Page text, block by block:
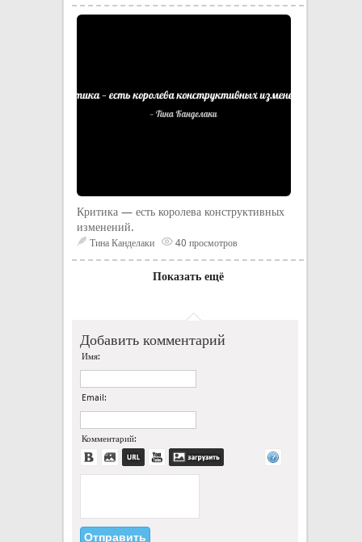
Критика — есть королева конструктивных
изменений.
Тина Канделаки 40 просмотров
Показать ещё
Добавить комментарий
Имя:
Email:
Комментарий: